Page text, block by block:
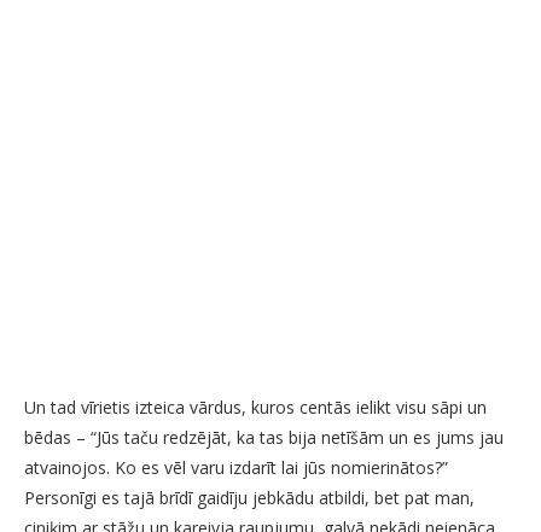
Un tad vīrietis izteica vārdus, kuros centās ielikt visu sāpi un
bēdas – “Jūs taču redzējāt, ka tas bija netīšām un es jums jau
atvainojos. Ko es vēl varu izdarīt lai jūs nomierinātos?”
Personīgi es tajā brīdī gaidīju jebkādu atbildi, bet pat man,